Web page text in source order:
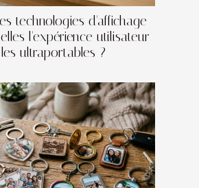
technologies d'affichage
l'expérience utilisateur
ultraportables ?